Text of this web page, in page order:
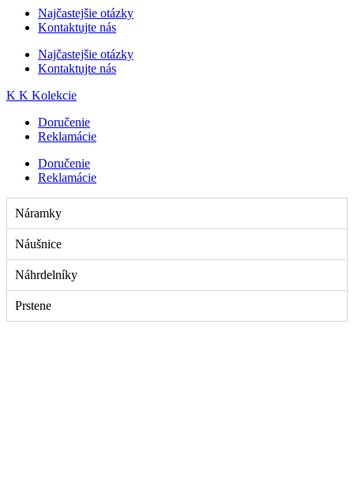
Najčastejšie otázky
Kontaktujte nás
Najčastejšie otázky
Kontaktujte nás
K K Kolekcie
Doručenie
Reklamácie
Doručenie
Reklamácie
Náramky
Náušnice
Náhrdelníky
Prstene